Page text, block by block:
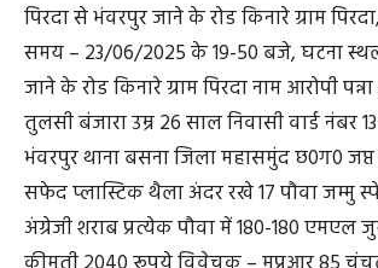
पिरदा से भंवरपुर जाने के रोड किनारे ग्राम
समय – 23/06/2025 के 19-50 बजे, घटना
जाने के रोड किनारे ग्राम पिरदा नाम आरोपी
तुलसी बंजारा उम्र 26 साल निवासी वार्ड नंबर
भंवरपुर थाना बसना जिला महासमुंद छ0ग0
सफेद प्लास्टिक थैला अंदर रखे 17 पौवा जम्मु
अंग्रेजी शराब प्रत्येक पौवा में 180-180